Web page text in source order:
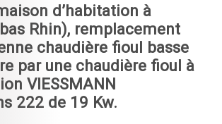
d’habitation à
Rhin), remplacement
chaudière fioul basse
par une chaudière fioul à
VIESSMANN
222 de 19 Kw.